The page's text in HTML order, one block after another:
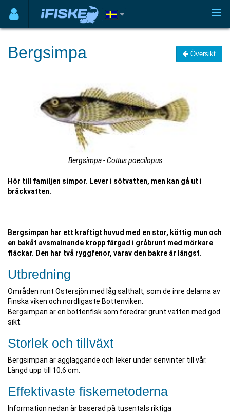
Bergsimpa Översikt
Bergsimpa - Cottus poecilopus
Hör till familjen simpor. Lever i sötvatten, men kan gå ut i
bräckvatten.
Bergsimpan har ett kraftigt huvud med en stor, köttig mun och
en bakåt avsmalnande kropp färgad i gråbrunt med mörkare
fläckar. Den har två ryggfenor, varav den bakre är längst.
Utbredning
Områden runt Östersjön med låg salthalt, som de inre delarna av
Finska viken och nordligaste Bottenviken.
Bergsimpan är en bottenfisk som föredrar grunt vatten med god
sikt.
Storlek och tillväxt
Bergsimpan är äggläggande och leker under senvinter till vår.
Längd upp till 10,6 cm.
Effektivaste fiskemetoderna
Information nedan är baserad på tusentals riktiga